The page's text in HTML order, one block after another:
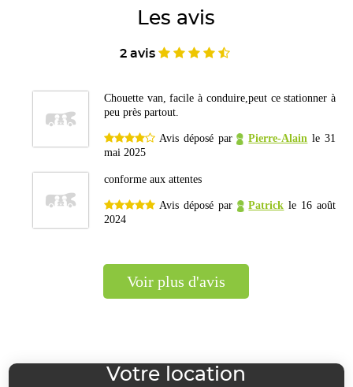
Les avis
2 avis
Chouette van, facile à conduire,peut ce stationner à
peu près partout.
Avis déposé par Pierre-Alain le 31
mai 2025
conforme aux attentes
Avis déposé par Patrick le 16 août
2024
voir plus d'avis
Votre location